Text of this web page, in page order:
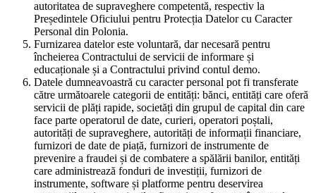
autoritatea de supraveghere competentă, respectiv la
Președintele Oficiului pentru Protecția Datelor cu Caracter
Personal din Polonia.
Furnizarea datelor este voluntară, dar necesară pentru
încheierea Contractului de servicii de informare și
educaționale și a Contractului privind contul demo.
Datele dumneavoastră cu caracter personal pot fi transferate
către următoarele categorii de entități: bănci, entități care oferă
servicii de plăți rapide, societăți din grupul de capital din care
face parte operatorul de date, curieri, operatori poștali,
autorități de supraveghere, autorități de informații financiare,
furnizori de date de piață, furnizori de instrumente de
prevenire a fraudei și de combatere a spălării banilor, entități
care administrează fonduri de investiții, furnizori de
instrumente, software și platforme pentru deservirea